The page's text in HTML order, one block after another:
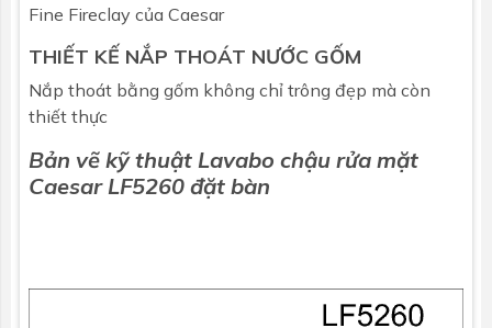
Fine Fireclay của Caesar
THIẾT KẾ NẮP THOÁT NƯỚC GỐM
Nắp thoát bằng gốm không chỉ trông đẹp mà còn
thiết thực
Bản vẽ kỹ thuật Lavabo chậu rửa mặt
CaesarLF5260 đặt bàn